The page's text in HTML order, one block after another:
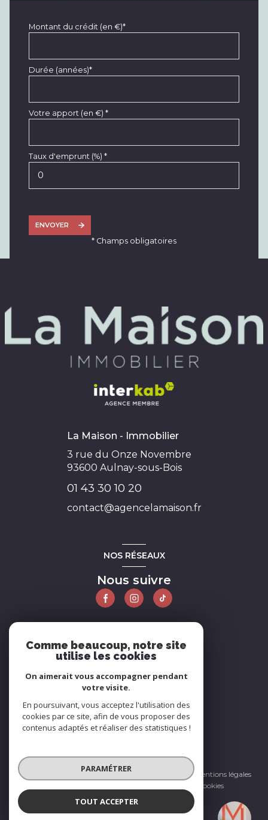
Montant du crédit (en €)*
Durée (années)*
Votre apport (en €) *
Taux d'emprunt (%) *
ENVOYER
* Champs obligatoires
La Maison - Immobilier
La Maison - Immobilier
3 rue du Onze Novembre
93600 Aulnay-sous-Bois
01 43 30 10 20
contact@agencelamaison.fr
NOS RÉSEAUX
Nous suivre
ADHÉRENTS
© 2026 | Tous droits réservés
Nos honoraires
Nos partenaires
Mentions légales
Cookies
Comme beaucoup, notre site
utilise les cookies
On aimerait vous accompagner pendant
votre visite.
En poursuivant, vous acceptez l'utilisation des
cookies par ce site, afin de vous proposer des
contenus adaptés et réaliser des statistiques !
PARAMÉTRER
TOUT ACCEPTER